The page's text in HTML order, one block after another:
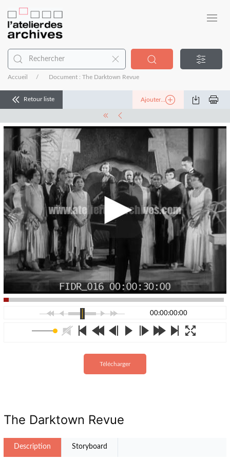
Accueil Document : The Darktown Revue
Retour liste Ajouter...
00:00:00:00
Télécharger
The Darktown Revue
Description Storyboard